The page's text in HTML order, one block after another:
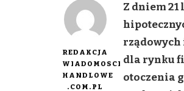
REDAKCJA
WIADOMOSCI
HANDLOWE
.COM.PL
Z dniem
rządowych
dla rynku
otoczenia